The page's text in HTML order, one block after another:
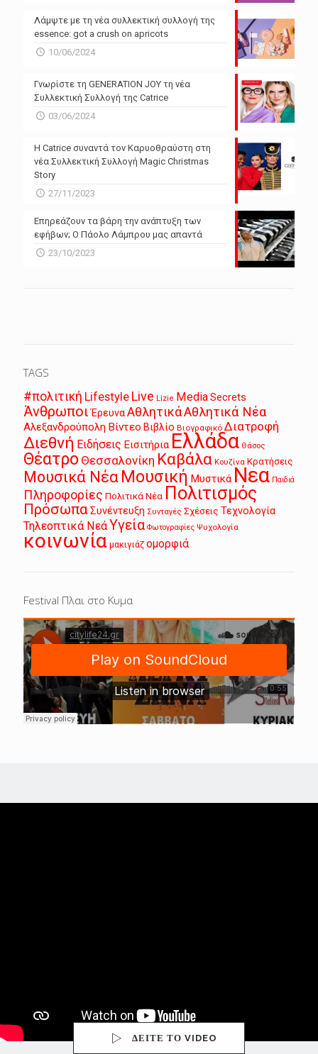
Λάμψτε με τη νέα συλλεκτική συλλογή της
essence: got a crush on apricots
10/06/2024
Γνωρίστε τη GENERATION JOY τη νέα
Συλλεκτική Συλλογή της Catrice
03/06/2024
Η Catrice συναντά τον Καρυοθραύστη στη
νέα Συλλεκτική Συλλογή Magic Christmas
Story
27/11/2023
Επηρεάζουν τα βάρη την ανάπτυξη των
εφήβων; Ο Πάολο Λάμπρου μας απαντά
23/10/2023
TAGS
#πολιτική Lifestyle Live Lizie MediaSecrets
Άνθρωποι ΈρευναΑθλητικάΑθλητικά Νέα
Αλεξανδρούπολη Βίντεο Βιβλίο Βιογραφικό Διατροφή
Διεθνή Ειδήσεις Εισιτήρια Ελλάδα Θάσος
Θέατρο Θεσσαλονίκη Καβάλα Κουζίνα Κρατήσεις
Μουσικά Νέα Μουσική Μυστικά Νεα Παιδιά
Πληροφορίες Πολιτικά Νέα Πολιτισμός
ΠρόσωπαΣυνέντευξη Συνταγές Σχέσεις Τεχνολογία
Τηλεοπτικά ΝεάΥγεία Φωτογραφίες Ψυχολογία
κοινωνία μακιγιάζ ομορφιά
Festival Πλαι στο Κυμα
ΔΕΙΤΕ ΤΟ VIDEO